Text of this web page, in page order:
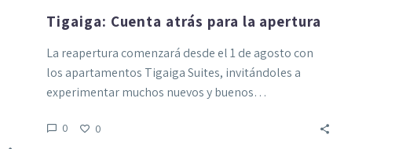
Tigaiga: Cuenta atrás para la apertura
La reapertura comenzará desde el 1 de agosto con
los apartamentos Tigaiga Suites, invitándoles a
experimentar muchos nuevos y buenos…
0 0